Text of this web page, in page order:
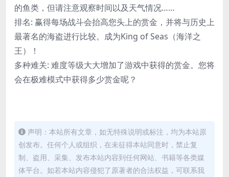
的鱼类，但请注意观察时间以及天气情况……
排名: 赢得每场战斗会抬高您头上的赏金，并将与历史上
最著名的海盗进行比较。成为King of Seas（海洋之
王）！
多种难关: 难度等级大大增加了游戏中获得的赏金。您将
会在极难模式中获得多少赏金呢？
声明：本站所有文章，如无特殊说明或标注，均为本站原
创发布。任何个人或组织，在未征得本站同意时，禁止复
制、盗用、采集、发布本站内容到任何网站、书籍等各类媒
体平台。如若本站内容侵犯了原著者的合法权益，可联系我